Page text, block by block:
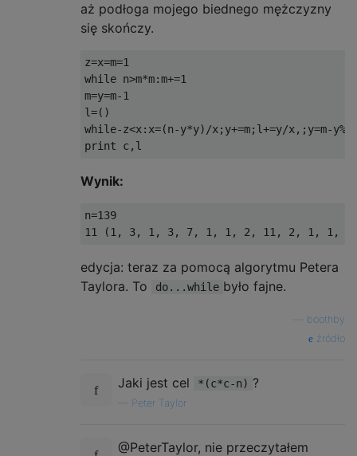
aż podłoga mojego biednego mężczyzny
się skończy.
z=x=m=1
while n>m*m:m+=1
m=y=m-1
l=()
while-z<x:x=(n-y*y)/x;y+=m;l+=y/x,;y=m-
Wynik:
n=139
edycja: teraz za pomocą algorytmu Petera
Taylora. To
do...while było fajne.
boothby
źródło
Jaki jest cel *(c*c-n) ?
Peter Taylor
@PeterTaylor, nie przeczytałem